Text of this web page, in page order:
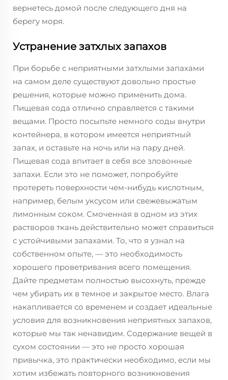
вернетесь домой после следующего дня на
берегу моря.
Устранение затхлых запахов
При борьбе с неприятными затхлыми запахами
на самом деле существуют довольно простые
решения, которые можно применить дома.
Пищевая сода отлично справляется с такими
вещами. Просто посыпьте немного соды внутри
контейнера, в котором имеется неприятный
запах, и оставьте на ночь или на пару дней.
Пищевая сода впитает в себя все зловонные
запахи. Если это не поможет, попробуйте
протереть поверхности чем-нибудь кислотным,
например, белым уксусом или свежевыжатым
лимонным соком. Смоченная в одном из этих
растворов ткань действительно может справиться
с устойчивыми запахами. То, что я узнал на
собственном опыте, — это необходимость
хорошего проветривания всего помещения.
Дайте предметам полностью высохнуть, прежде
чем убирать их в темное и закрытое место. Влага
накапливается со временем и создает идеальные
условия для возникновения неприятных запахов,
которые мы так ненавидим. Содержание вещей в
сухом состоянии — это не просто хорошая
привычка, это практически необходимо, если мы
хотим избежать повторного возникновения